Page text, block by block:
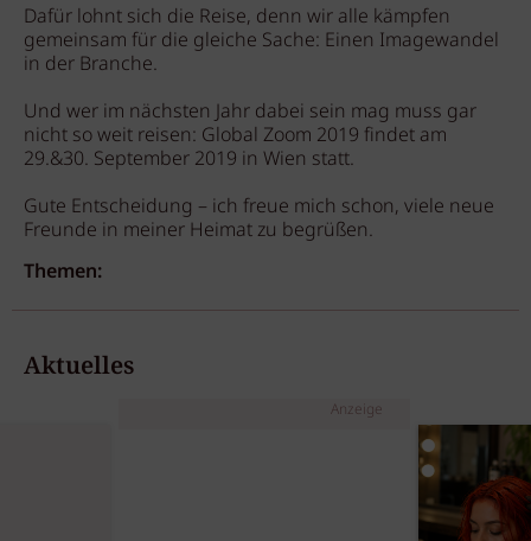
Dafür lohnt sich die Reise, denn wir alle kämpfen
gemeinsam für die gleiche Sache: Einen Imagewandel
in der Branche.
Und wer im nächsten Jahr dabei sein mag muss gar
nicht so weit reisen: Global Zoom 2019 findet am
29.&30. September 2019 in Wien statt.
Gute Entscheidung – ich freue mich schon, viele neue
Freunde in meiner Heimat zu begrüßen.
Themen:
Aktuelles
Anzeige